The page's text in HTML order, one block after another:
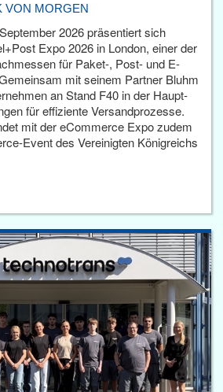
VON MORGEN
2026 präsentiert sich
Expo 2026 in London, einer der
für Paket-, Post- und E-
mit seinem Partner Bluhm
an Stand F40 in der Haupt­
für effiziente Versandprozesse.
mit der eCommerce Expo zudem
Event des Vereinigten Königreichs